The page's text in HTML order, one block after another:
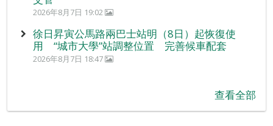
2026年8月7日 19:02
徐日昇寅公馬路兩巴士站明（8日）起恢復使
用 “城市大學”站調整位置 完善候車配套
2026年8月7日 18:47
查看全部